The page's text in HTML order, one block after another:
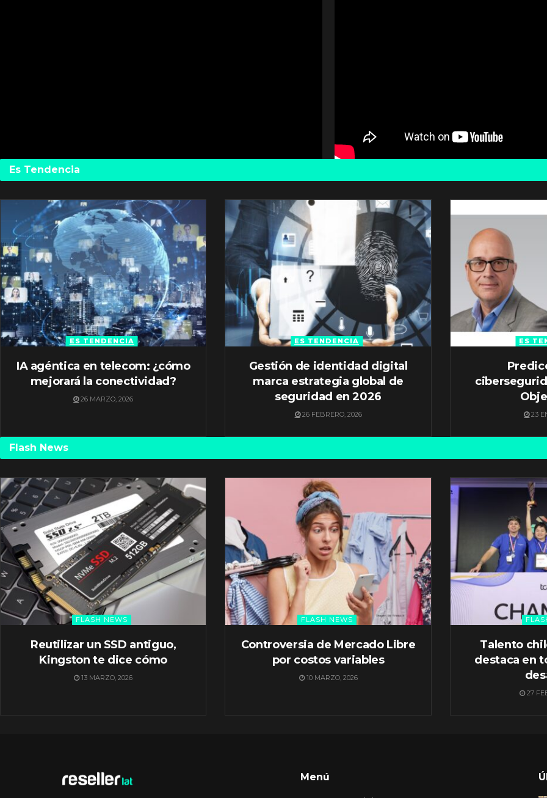
Es Tendencia
ES TENDENCIA
IA agéntica en telecom: ¿cómo
mejorará la conectividad?
26 MARZO, 2026
ES TENDENCIA
Gestión de identidad digital
marca estrategia global de
seguridad en 2026
26 FEBRERO, 2026
ES
23
Flash News
FLASH NEWS
Reutilizar un SSD antiguo,
Kingston te dice cómo
13 MARZO, 2026
FLASH NEWS
Controversia de Mercado Libre
por costos variables
10 MARZO, 2026
Talento
destaca en
27
Menú